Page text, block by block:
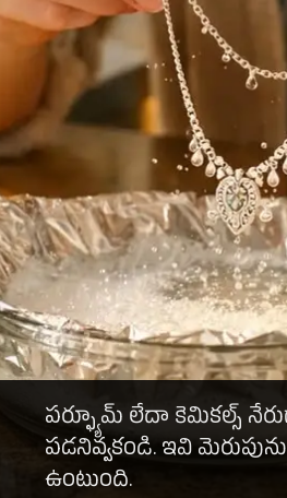
పర్ఫ్యూమ్ లేదా కెమికల్స్
పడనివ్వకండి. ఇవి
ఉంటుంది.